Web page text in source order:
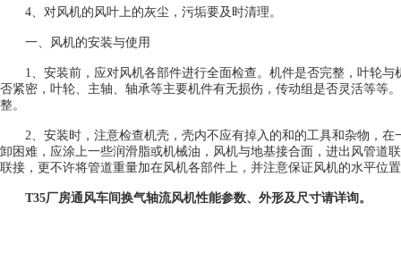
4、对风机的风叶上的灰尘，污垢要及时清理。
一、风机的安装与使用
1、安装前，应对风机各部件进行全面检查。机件是否完整，叶轮与
否紧密，叶轮、主轴、轴承等主要机件有无损伤，传动组是否灵活等等
整。
2、安装时，注意检查机壳，壳内不应有掉入的和的工具和杂物，在
卸困难，应涂上一些润滑脂或机械油，风机与地基接合面，进出风管道
联接，更不许将管道重量加在风机各部件上，并注意保证风机的水平位
T35厂房通风车间换气轴流风机性能参数、外形及尺寸请详询。